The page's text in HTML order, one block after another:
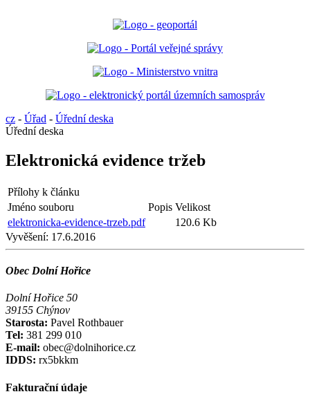
cz - Úřad - Úřední deska
Úřední deska
Elektronická evidence tržeb
Přílohy k článku
Jméno souboru
Popis Velikost
elektronicka-evidence-trzeb.pdf
120.6 Kb
Vyvěšení: 17.6.2016
Obec Dolní Hořice
Dolní Hořice 50
39155 Chýnov
Starosta: Pavel Rothbauer
Tel: 381 299 010
E-mail: obec@dolnihorice.cz
IDDS: rx5bkkm
Fakturační údaje